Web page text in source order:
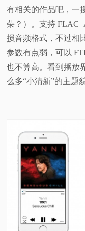
有相关的作品吧，一
朵？）。支持
损音频格式，不过相
参数有点弱，可以
也不算高。看到播放
么多“小清新”的主题